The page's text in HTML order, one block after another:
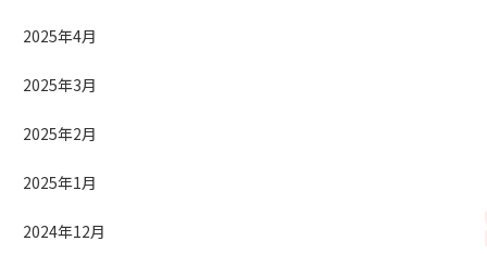
2025年4月
2025年3月
2025年2月
2025年1月
2024年12月